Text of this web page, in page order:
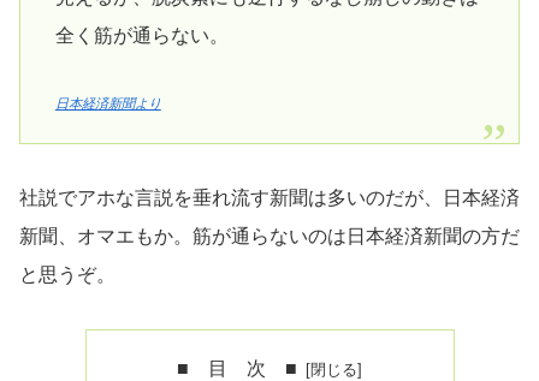
全く筋が通らない。
日本経済新聞より
社説でアホな言説を垂れ流す新聞は多いのだが、日本経済
新聞、オマエもか。筋が通らないのは日本経済新聞の方だ
と思うぞ。
■ 目 次 ■